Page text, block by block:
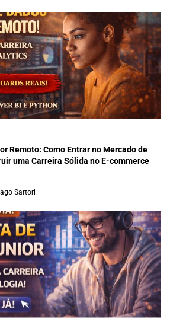
Remoto: Como Entrar no Mercado de
uma Carreira Sólida no E-commerce
Sartori